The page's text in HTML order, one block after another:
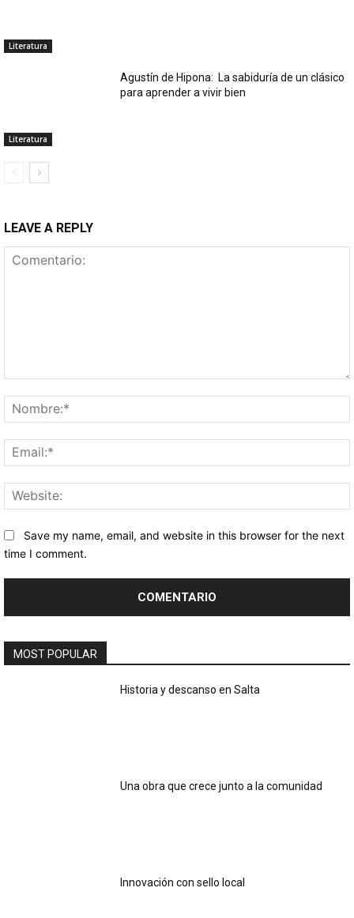
Literatura
Literatura
Agustín de Hipona: La sabiduría de un clásico
para aprender a vivir bien
LEAVE A REPLY
Save my name, email, and website in this browser for the next
time I comment.
MOST POPULAR
Historia y descanso en Salta
Una obra que crece junto a la comunidad
Innovación con sello local